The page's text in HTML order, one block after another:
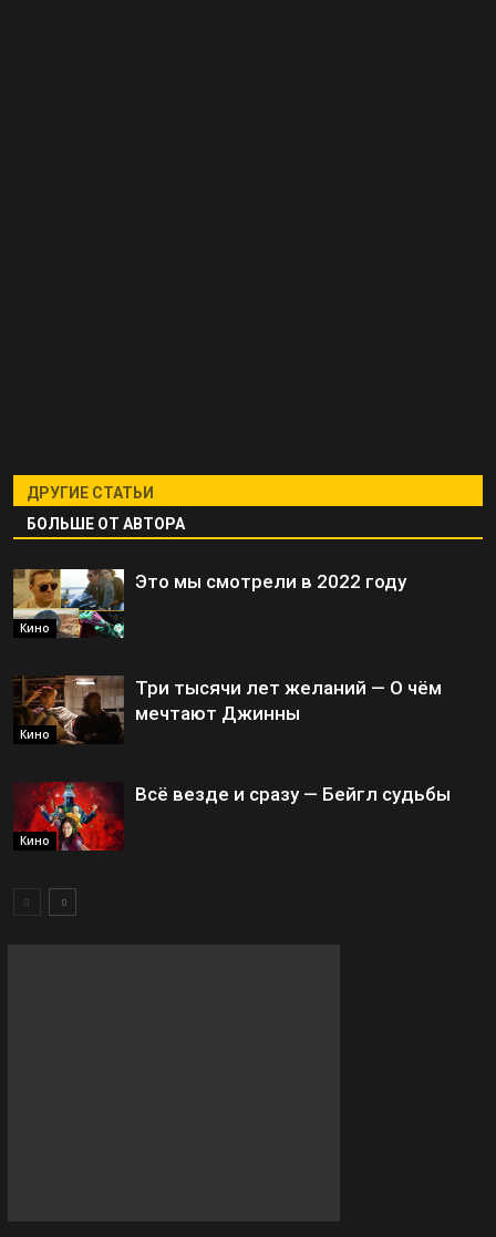
ДРУГИЕ СТАТЬИ
БОЛЬШЕ ОТ АВТОРА
Кино
Это мы смотрели в 2022 году
Кино
Три тысячи лет желаний — О чём
мечтают Джинны
Кино
Всё везде и сразу — Бейгл судьбы